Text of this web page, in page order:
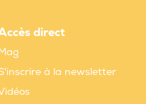
direct
à la newsletter